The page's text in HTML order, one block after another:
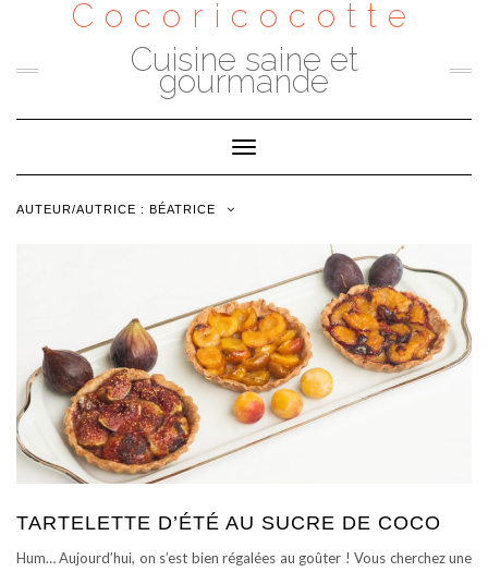
Cocoricocotte
Cuisine saine et
gourmande
Toggle
Navigation
AUTEUR/AUTRICE : BÉATRICE
TARTELETTE D’ÉTÉ AU SUCRE DE COCO
Hum… Aujourd’hui, on s’est bien régalées au goûter ! Vous cherchez une